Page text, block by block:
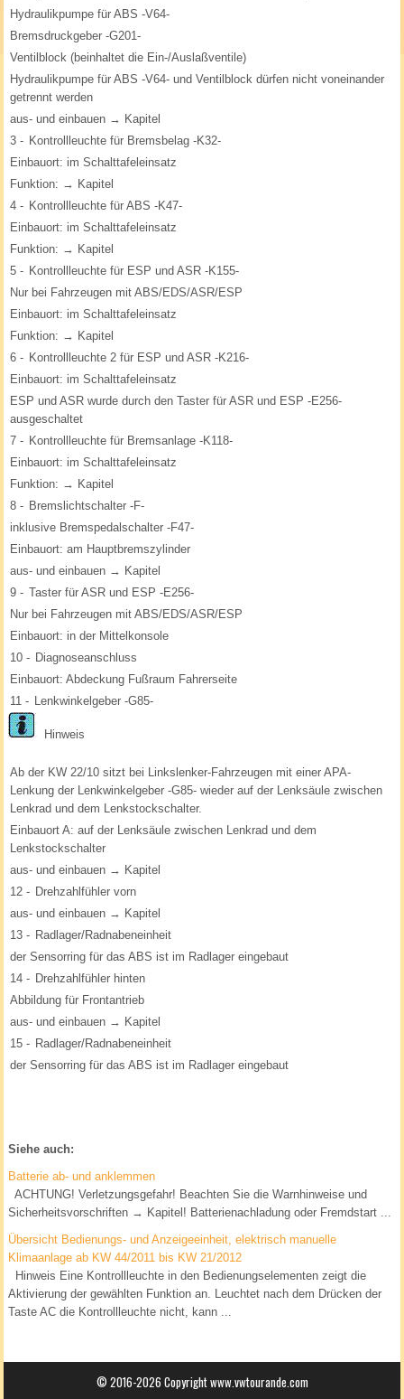
Hydraulikpumpe für ABS -V64-
Bremsdruckgeber -G201-
Ventilblock (beinhaltet die Ein-/Auslaßventile)
Hydraulikpumpe für ABS -V64- und Ventilblock dürfen nicht voneinander
getrennt werden
aus- und einbauen → Kapitel
3 - Kontrollleuchte für Bremsbelag -K32-
Einbauort: im Schalttafeleinsatz
Funktion: → Kapitel
4 - Kontrollleuchte für ABS -K47-
Einbauort: im Schalttafeleinsatz
Funktion: → Kapitel
5 - Kontrollleuchte für ESP und ASR -K155-
Nur bei Fahrzeugen mit ABS/EDS/ASR/ESP
Einbauort: im Schalttafeleinsatz
Funktion: → Kapitel
6 - Kontrollleuchte 2 für ESP und ASR -K216-
Einbauort: im Schalttafeleinsatz
ESP und ASR wurde durch den Taster für ASR und ESP -E256-
ausgeschaltet
7 - Kontrollleuchte für Bremsanlage -K118-
Einbauort: im Schalttafeleinsatz
Funktion: → Kapitel
8 - Bremslichtschalter -F-
inklusive Bremspedalschalter -F47-
Einbauort: am Hauptbremszylinder
aus- und einbauen → Kapitel
9 - Taster für ASR und ESP -E256-
Nur bei Fahrzeugen mit ABS/EDS/ASR/ESP
Einbauort: in der Mittelkonsole
10 - Diagnoseanschluss
Einbauort: Abdeckung Fußraum Fahrerseite
11 - Lenkwinkelgeber -G85-
Hinweis
Ab der KW 22/10 sitzt bei Linkslenker-Fahrzeugen mit einer APA-
Lenkung der Lenkwinkelgeber -G85- wieder auf der Lenksäule zwischen
Lenkrad und dem Lenkstockschalter.
Einbauort A: auf der Lenksäule zwischen Lenkrad und dem
Lenkstockschalter
aus- und einbauen → Kapitel
12 - Drehzahlfühler vorn
aus- und einbauen → Kapitel
13 - Radlager/Radnabeneinheit
der Sensorring für das ABS ist im Radlager eingebaut
14 - Drehzahlfühler hinten
Abbildung für Frontantrieb
aus- und einbauen → Kapitel
15 - Radlager/Radnabeneinheit
der Sensorring für das ABS ist im Radlager eingebaut
Siehe auch:
Batterie ab- und anklemmen
ACHTUNG! Verletzungsgefahr! Beachten Sie die Warnhinweise und
Sicherheitsvorschriften → Kapitel! Batterienachladung oder Fremdstart ...
Übersicht Bedienungs- und Anzeigeeinheit, elektrisch manuelle
Klimaanlage ab KW 44/2011 bis KW 21/2012
Hinweis Eine Kontrollleuchte in den Bedienungselementen zeigt die
Aktivierung der gewählten Funktion an. Leuchtet nach dem Drücken der
Taste AC die Kontrollleuchte nicht, kann ...
© 2016-2026 Copyright www.vwtourande.com